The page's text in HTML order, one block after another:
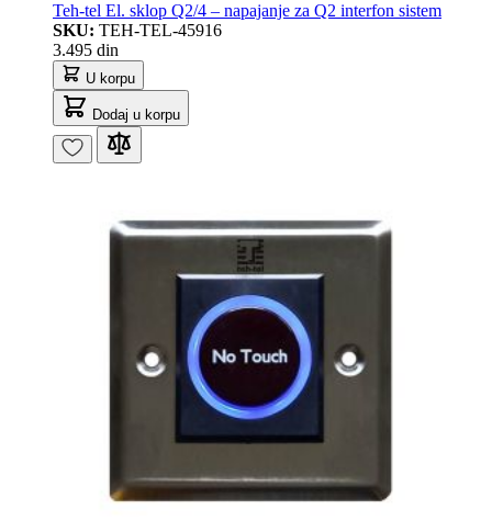
Teh-tel El. sklop Q2/4 – napajanje za Q2 interfon sistem
SKU: TEH-TEL-45916
3.495 din
U korpu
Dodaj u korpu